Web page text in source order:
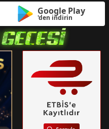
Google Play
'den indirin